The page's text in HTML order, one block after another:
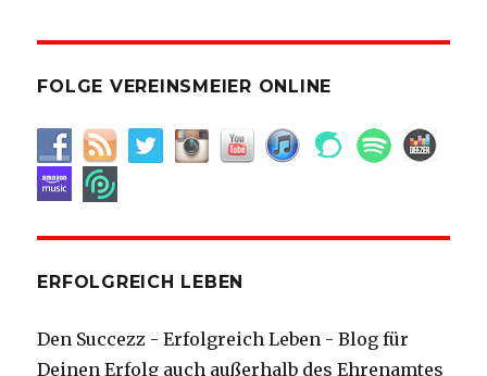
FOLGE VEREINSMEIER ONLINE
ERFOLGREICH LEBEN
Den Succezz - Erfolgreich Leben - Blog für
Deinen Erfolg auch außerhalb des Ehrenamtes